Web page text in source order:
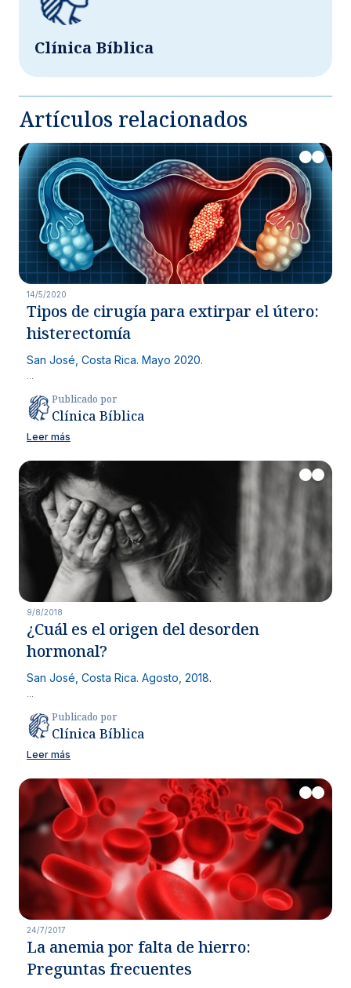
Clínica Bíblica
Artículos relacionados
14/5/2020
Tipos de cirugía para extirpar el útero:
histerectomía
San José, Costa Rica. Mayo 2020.
Publicado por
Clínica Bíblica
Leer más
9/8/2018
¿Cuál es el origen del desorden
hormonal?
San José, Costa Rica. Agosto, 2018.
Publicado por
Clínica Bíblica
Leer más
24/7/2017
La anemia por falta de hierro:
Preguntas frecuentes